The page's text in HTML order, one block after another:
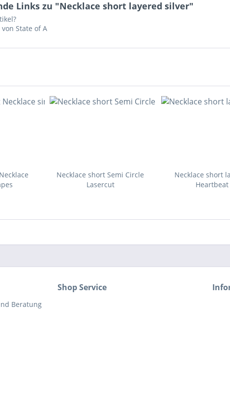
Links zu "Necklace short layered silver"
State of A
Necklace short Semi Circle
Lasercut
Necklace short
Heartbeat
Beratung
Shop Service